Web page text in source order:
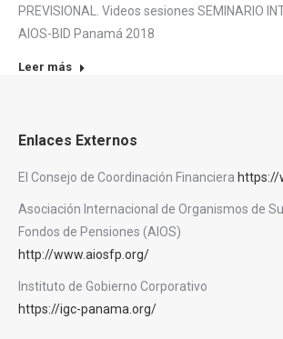
PREVISIONAL. Videos sesiones SEMINARIO
AIOS-BID Panamá 2018
Leer más
Enlaces Externos
El Consejo de Coordinación Financiera https://
Asociación Internacional de Organismos de
Fondos de Pensiones (AIOS)
http://www.aiosfp.org/
Instituto de Gobierno Corporativo
https://igc-panama.org/